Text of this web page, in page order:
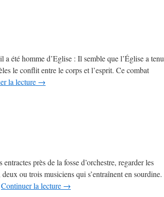
a été homme d’Eglise : Il semble que l’Église a tenu
le conflit entre le corps et l’esprit. Ce combat
la lecture →
près de la fosse d’orchestre, regarder les
ou trois musiciens qui s’entraînent en sourdine.
Continuer la lecture →